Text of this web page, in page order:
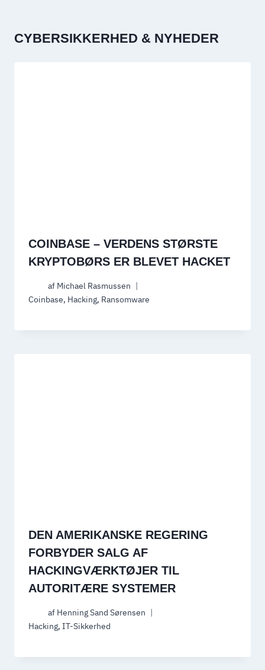
CYBERSIKKERHED & NYHEDER
COINBASE – VERDENS STØRSTE
KRYPTOBØRS ER BLEVET HACKET
af Michael Rasmussen
Coinbase, Hacking, Ransomware
DEN AMERIKANSKE REGERING
FORBYDER SALG AF
HACKINGVÆRKTØJER TIL
AUTORITÆRE SYSTEMER
af Henning Sand Sørensen
Hacking, IT-Sikkerhed